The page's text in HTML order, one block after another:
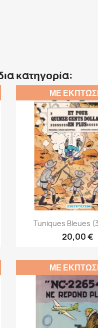
κατηγορία:
Γρήγορη
Tuniques Bleues
20,00 €
ΜΕ
ΜΕ